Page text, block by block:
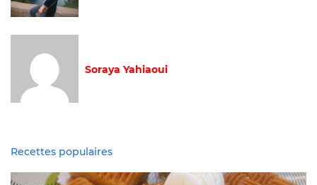
Soraya Yahiaoui
Recettes populaires